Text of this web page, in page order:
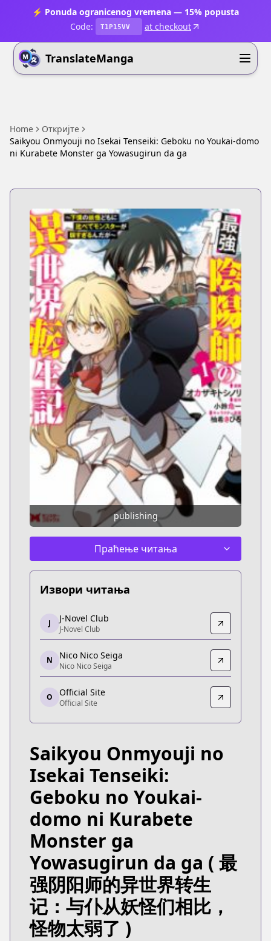
⚡ Ponuda ogranicenog vremena — 15% popusta
Code:
T1P15VV at checkout
TranslateManga
Home
Откријте
Saikyou Onmyouji no Isekai Tenseiki: Geboku no Youkai-domo
ni Kurabete Monster ga Yowasugirun da ga
publishing
Праћење читања
Извори читања
J-Novel Club
J-Novel Club
https://j-novel.club/series/the-reincarnation-of-
Nico Nico Seiga
Nico Nico Seiga
https://seiga.nicovideo.jp/comic/48633
Official Site
J J-Novel Club
J-Novel Club
N Nico Nico Seiga
Nico Nico Seiga
O Official Site
Official Site
Saikyou Onmyouji no
Isekai Tenseiki:
Geboku no Youkai-
domo ni Kurabete
Monster ga
Yowasugirun da ga ( 最
强阴阳师的异世界转生
记：与仆从妖怪们相比，
怪物太弱了 )